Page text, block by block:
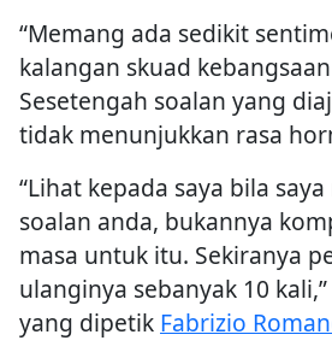
“Memang ada sedikit
kalangan skuad
Sesetengah soalan yang
tidak menunjukkan rasa
“Lihat kepada saya bila
soalan anda, bukannya
masa untuk itu. Sekiranya
ulanginya sebanyak 10
yang dipetik Fabrizio